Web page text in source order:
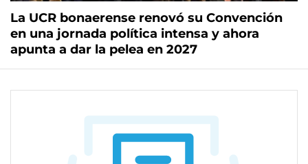
La UCR bonaerense renovó su Convención
en una jornada política intensa y ahora
apunta a dar la pelea en 2027